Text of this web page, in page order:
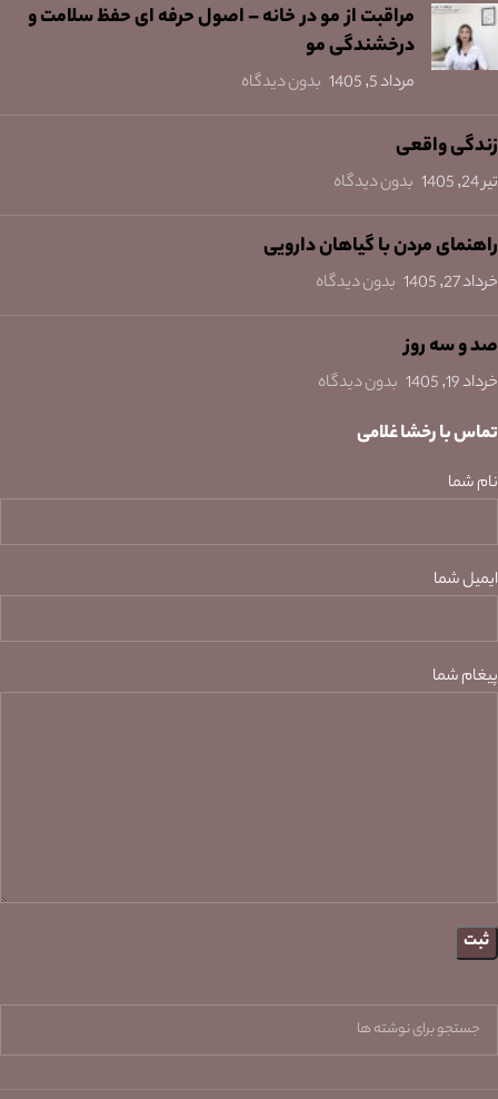
مراقبت از مو در خانه – اصول حرفه ای حفظ سلامت و
درخشندگی مو
مرداد 5, 1405 بدون دیدگاه
زندگی واقعی
تیر 24, 1405 بدون دیدگاه
راهنمای مردن با گیاهان دارویی
خرداد 27, 1405 بدون دیدگاه
صد و سه روز
خرداد 19, 1405 بدون دیدگاه
تماس با رخشا غلامی
نام شما
ایمیل شما
پیغام شما